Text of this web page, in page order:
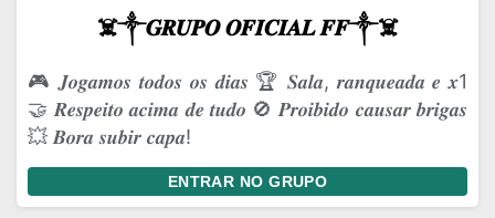
☠️༒𝑮𝑹𝑼𝑷𝑶 𝑶𝑭𝑰𝑪𝑰𝑨𝑳 𝑭𝑭༒☠️
🎮 𝑱𝒐𝒈𝒂𝒎𝒐𝒔 𝒕𝒐𝒅𝒐𝒔 𝒐𝒔 𝒅𝒊𝒂𝒔 🏆 𝑺𝒂𝒍𝒂, 𝒓𝒂𝒏𝒒𝒖𝒆𝒂𝒅𝒂 𝒆 𝒙1
🤝 𝑹𝒆𝒔𝒑𝒆𝒊𝒕𝒐 𝒂𝒄𝒊𝒎𝒂 𝒅𝒆 𝒕𝒖𝒅𝒐 🚫 𝑷𝒓𝒐𝒊𝒃𝒊𝒅𝒐 𝒄𝒂𝒖𝒔𝒂𝒓 𝒃𝒓𝒊𝒈𝒂𝒔
💥 𝑩𝒐𝒓𝒂 𝒔𝒖𝒃𝒊𝒓 𝒄𝒂𝒑𝒂!
ENTRAR NO GRUPO